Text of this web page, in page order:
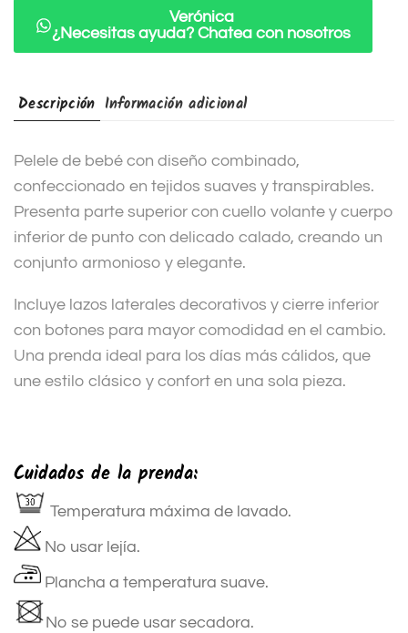
Verónica
¿Necesitas ayuda? Chatea con nosotros
Descripción Información adicional
Pelele de bebé con diseño combinado,
confeccionado en tejidos suaves y transpirables.
Presenta parte superior con cuello volante y cuerpo
inferior de punto con delicado calado, creando un
conjunto armonioso y elegante.
Incluye lazos laterales decorativos y cierre inferior
con botones para mayor comodidad en el cambio.
Una prenda ideal para los días más cálidos, que
une estilo clásico y confort en una sola pieza.
Cuidados de la prenda:
Temperatura máxima de lavado.
No usar lejía.
Plancha a temperatura suave.
No se puede usar secadora.